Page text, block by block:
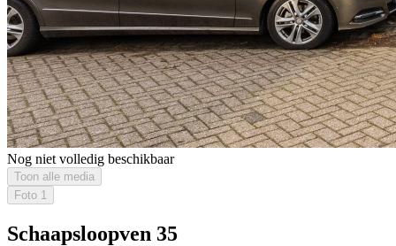
Nog niet volledig beschikbaar
Toon alle media
Foto 1
Schaapsloopven 35